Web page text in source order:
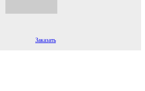
Заказать